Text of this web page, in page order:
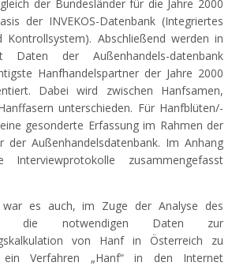
der Bundesländer für die Jahre 2000
der INVEKOS-Datenbank (Integriertes
Kontrollsystem). Abschließend werden in
der Außenhandels-datenbank
Hanfhandelspartner der Jahre 2000
Dabei wird zwischen Hanfsamen,
unterschieden. Für Hanfblüten/-
gesonderte Erfassung im Rahmen der
der Außenhandelsdatenbank. Im Anhang
zusammengefasst
es auch, im Zuge der Analyse des
die notwendigen Daten zur
von Hanf in Österreich zu
Verfahren „Hanf“ in den Internet